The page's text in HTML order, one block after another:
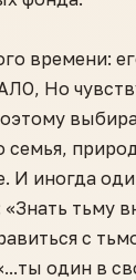
времени:
Но
семья,
И иногда
тьму
с
один в